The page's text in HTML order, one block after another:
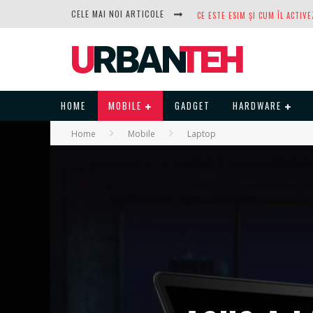
CELE MAI NOI ARTICOLE
DUPĂ ANI DE REFUZURI,
HOME MOBILE GADGET HARDWARE
Home Mobile Laptop